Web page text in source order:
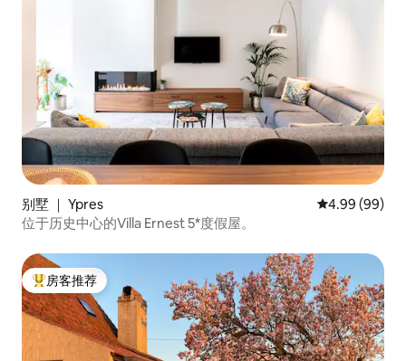
别墅 ｜ Ypres 平均评分 4.99
4.99 (99)
位于历史中心的Villa Ernest 5*度假屋。
热门「房客推荐」
房客推荐